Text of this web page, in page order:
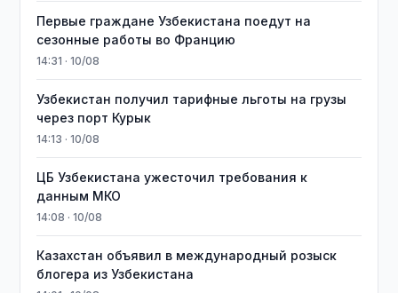
Первые граждане Узбекистана поедут на
сезонные работы во Францию
14:31 · 10/08
Узбекистан получил тарифные льготы на грузы
через порт Курык
14:13 · 10/08
ЦБ Узбекистана ужесточил требования к
данным МКО
14:08 · 10/08
Казахстан объявил в международный розыск
блогера из Узбекистана